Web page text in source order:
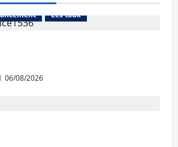
Les taux
06/08/2026